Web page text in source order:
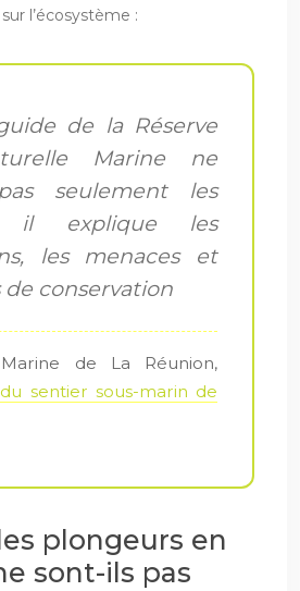
l’écosystème :
de la Réserve
Marine ne
seulement les
il explique les
les menaces et
de conservation
de La Réunion,
sentier sous-marin de
plongeurs en
sont-ils pas